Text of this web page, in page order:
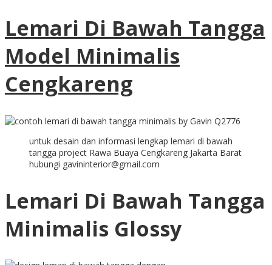
Lemari Di Bawah Tangga
Model Minimalis
Cengkareng
untuk desain dan informasi lengkap lemari di bawah
tangga project Rawa Buaya Cengkareng Jakarta Barat
hubungi gavininterior@gmail.com
Lemari Di Bawah Tangga
Minimalis Glossy